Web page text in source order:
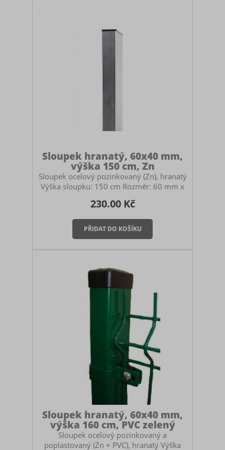
Sloupek hranatý, 60x40 mm,
výška 150 cm, Zn
Sloupek ocelový pozinkovaný (Zn), hranatý
Výška sloupku: 150 cm Rozměr: 60 mm x
plotů. Použití: průběžný, počáteční i
koncový sloupek pro panelové oplocení
nebo pletivo. Součástí sloupku je černá
plastová čepička. Montáž sloupku Sloupek
můžete zabetonovat do země, zasadit do
případě betonování myslete na to, abyste
si pořídili dostatečně vysoký sloupek.
Doporučuje se mít sloupek zabet
230.00 Kč
Sloupek hranatý, 60x40 mm,
výška 160 cm, PVC zelený
Sloupek ocelový pozinkovaný a
poplastovaný (Zn + PVC), hranatý Výška